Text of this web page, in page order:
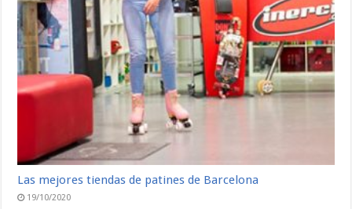
Las mejores tiendas de patines de Barcelona
19/10/2020